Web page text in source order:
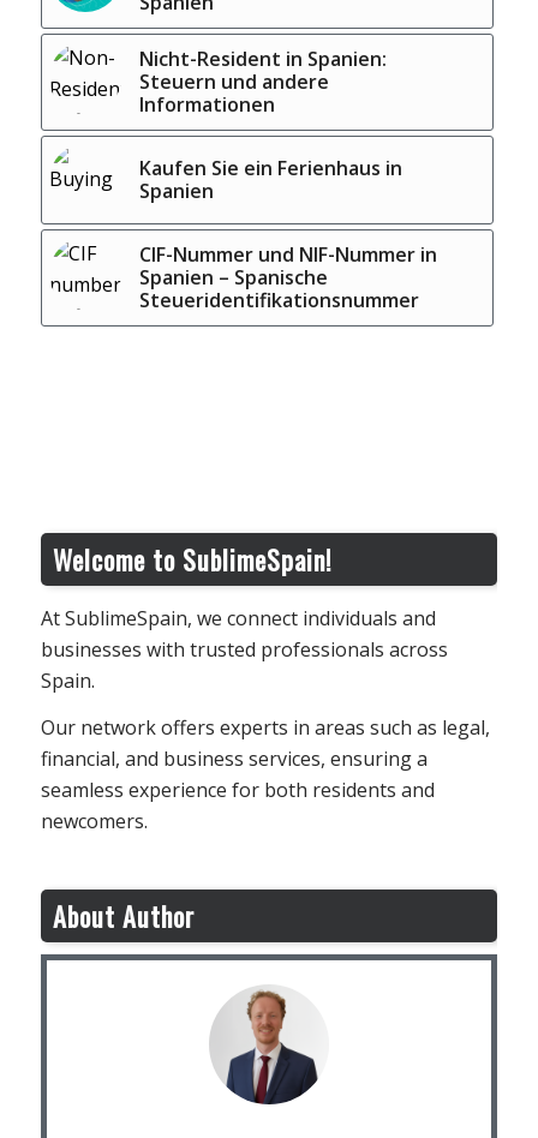
Nicht-Resident in Spanien:
Steuern und andere
Informationen
Kaufen Sie ein Ferienhaus in
Spanien
CIF-Nummer und NIF-Nummer in
Spanien – Spanische
Steueridentifikationsnummer
Welcome to SublimeSpain!
At SublimeSpain, we connect individuals and
businesses with trusted professionals across
Spain.
Our network offers experts in areas such as legal,
financial, and business services, ensuring a
seamless experience for both residents and
newcomers.
About Author